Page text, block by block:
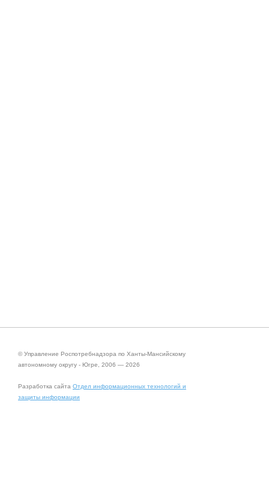
© Управление Роспотребнадзора по Ханты-Мансийскому
автономному округу - Югре, 2006 — 2026
Разработка сайта Отдел информационных технологий и
защиты информации